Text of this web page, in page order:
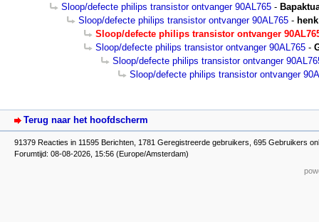
Sloop/defecte philips transistor ontvanger 90AL765 -
Sloop/defecte philips transistor ontvanger 90AL765 -
Sloop/defecte philips transistor ontvanger
Sloop/defecte philips transistor ontvanger 90AL765 -
Sloop/defecte philips transistor ontvanger
Sloop/defecte philips transistor ontvanger
Terug naar het hoofdscherm
91379 Reacties in 11595 Berichten, 1781 Geregistreerde gebruikers, 695 Gebruikers
Forumtijd: 08-08-2026, 15:56 (Europe/Amsterdam)